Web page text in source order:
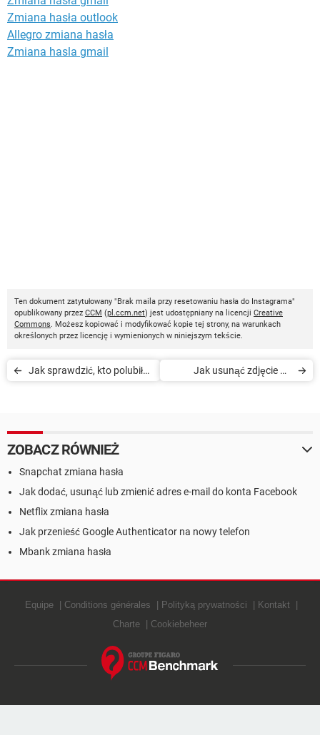
Zmiana hasła outlook
Allegro zmiana hasła
Zmiana hasla gmail
Ten dokument zatytułowany "Brak maila przy resetowaniu hasła do Instagrama"
opublikowany przez CCM (pl.ccm.net) jest udostępniany na licencji Creative
Commons. Możesz kopiować i modyfikować kopie tej strony, na warunkach
określonych przez licencję i wymienionych w niniejszym tekście.
Jak sprawdzić, kto polubił
Jak usunąć zdjęcie na
ZOBACZ RÓWNIEŻ
Snapchat zmiana hasła
Jak dodać, usunąć lub zmienić adres e-mail do konta Facebook
Netflix zmiana hasła
Jak przenieść Google Authenticator na nowy telefon
Mbank zmiana hasła
Equipe Conditions générales Polityką prywatności
Kontakt
Charte
Cookiebeheer